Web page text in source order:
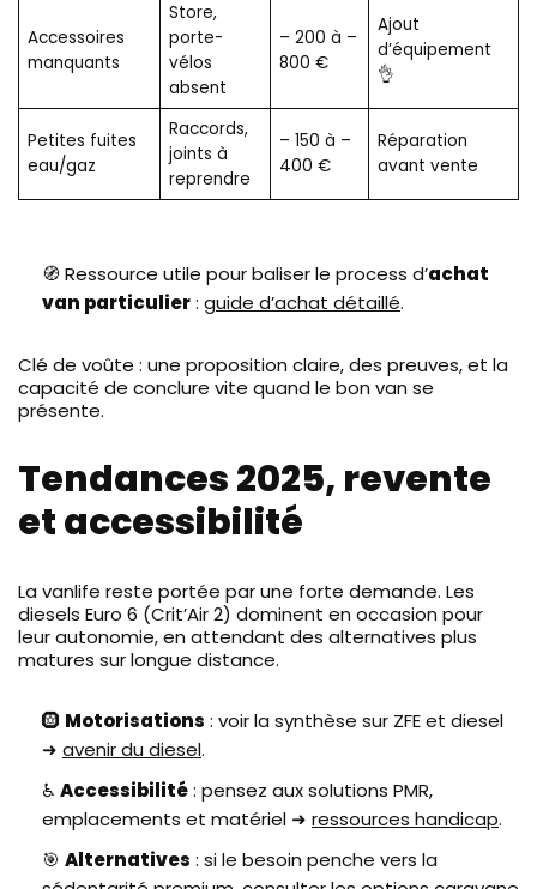
Accessoires
manquants
Store,
porte-
vélos
absent
– 200 à –
800 €
Ajout
d’équipement
👌
Petites fuites
eau/gaz
Raccords,
joints à
reprendre
– 150 à –
400 €
Réparation
avant vente
🧭 Ressource utile pour baliser le process d’achat
van particulier: guide d’achat détaillé.
Clé de voûte : une proposition claire, des preuves, et la
capacité de conclure vite quand le bon van se
présente.
Tendances 2025, revente
et accessibilité
La vanlife reste portée par une forte demande. Les
diesels Euro 6 (Crit’Air 2) dominent en occasion pour
leur autonomie, en attendant des alternatives plus
matures sur longue distance.
🛞 Motorisations : voir la synthèse sur ZFE et diesel
➜ avenir du diesel.
♿Accessibilité: pensez aux solutions PMR,
emplacements et matériel ➜ ressources handicap.
🎯 Alternatives : si le besoin penche vers la